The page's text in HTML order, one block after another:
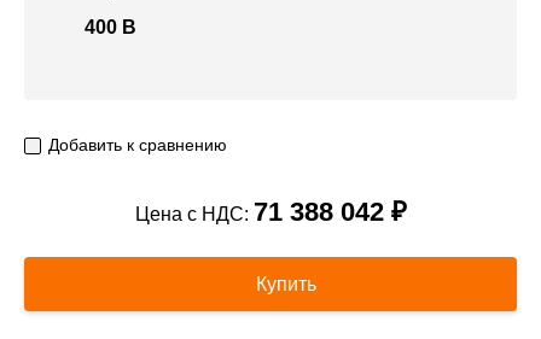
400 В
Добавить к сравнению
Цена с НДС: 71 388 042 ₽
Купить